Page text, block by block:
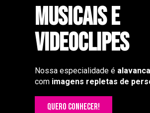
Musicais e
videoclipeS
Nossa especialidade é
com imagens repletas de
QUERO CONHECER!